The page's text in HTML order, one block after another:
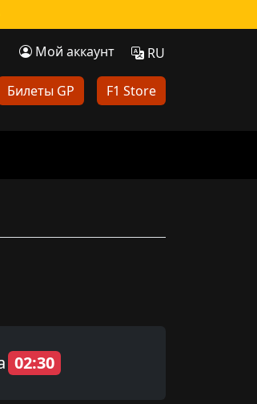
Мой аккаунт RU
Билеты GP F1 Store
02:30